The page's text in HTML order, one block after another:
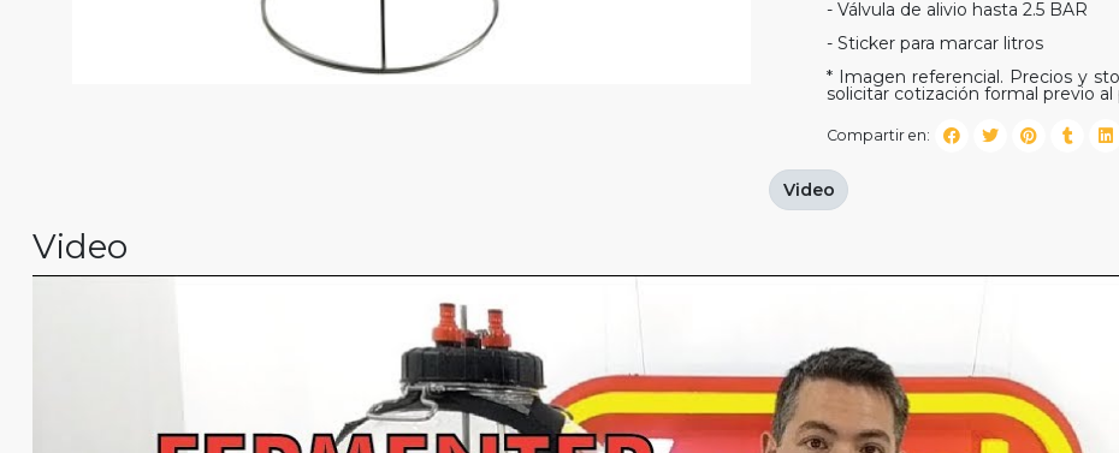
- Válvula de alivio hasta 2.5 BAR
- Sticker para marcar litros
* Imagen referencial. Precios y
solicitar cotización formal previo
Compartir en:
Video
Video